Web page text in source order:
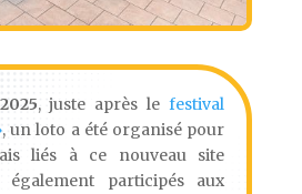
, juste après lefestival
, un loto a été organisé pour
liés à ce nouveau site
participés aux